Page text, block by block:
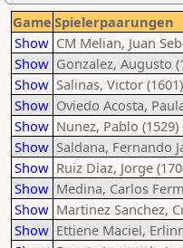
Game Spielerpaarungen
Show CM Melian, Juan
Show Gonzalez, Augusto
Show Salinas, Victor
Show Oviedo Acosta,
Show Nunez, Pablo
Show Saldana, Fernando
Show Ruiz Diaz, Jorge
Show Medina, Carlos
Show Martinez Sanchez,
Show Ettiene Maciel,